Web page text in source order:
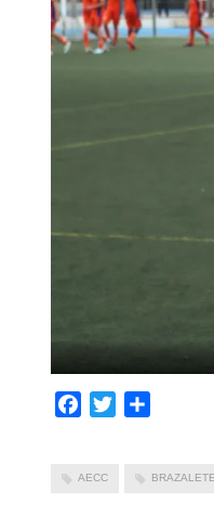
Facebook
Twitter
AECC BRAZALETE